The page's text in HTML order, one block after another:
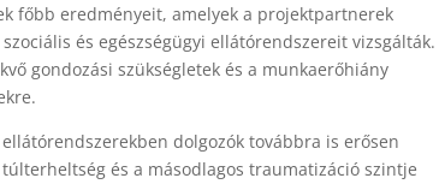
főbb eredményeit, amelyek a projektpartnerek
és egészségügyi ellátórendszereit vizsgálták.
gondozási szükségletek és a munkaerőhiány
dolgozók továbbra is erősen
és a másodlagos traumatizáció szintje